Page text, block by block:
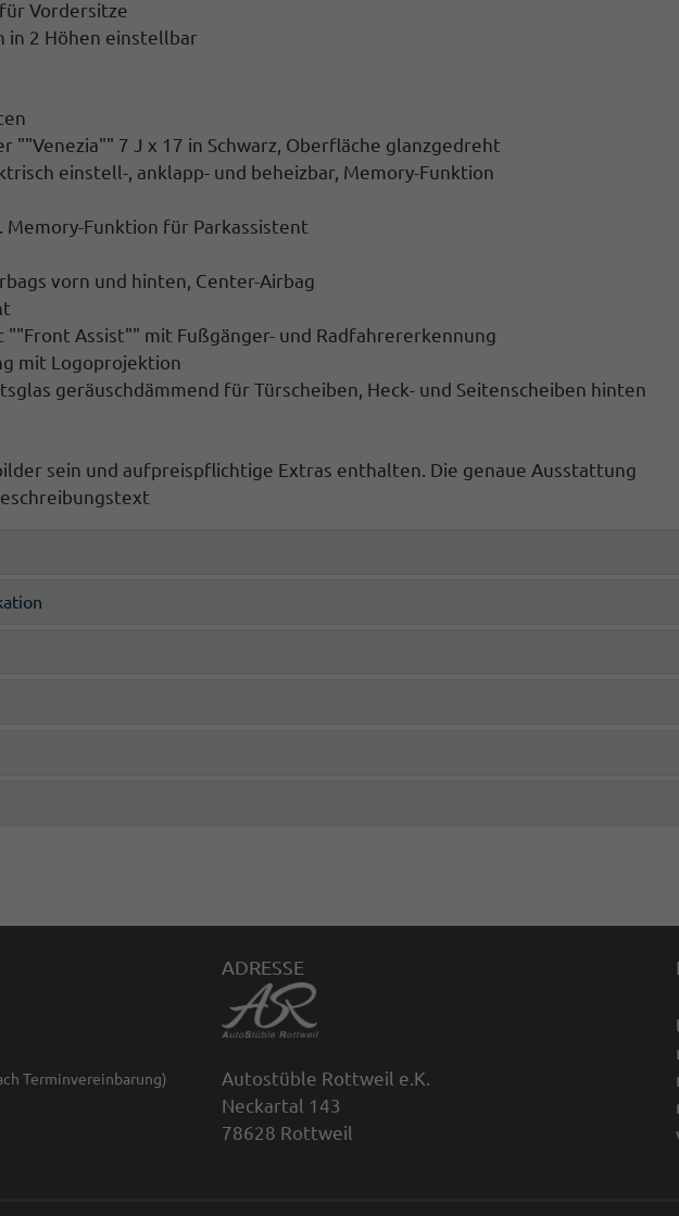
Vordersitze
in 2 Höhen einstellbar
""Venezia"" 7 J x 17 in Schwarz, Oberfläche glanzgedreht
einstell-, anklapp- und beheizbar, Memory-Funktion
Funktion für Parkassistent
vorn und hinten, Center-Airbag
""Front Assist"" mit Fußgänger- und Radfahrererkennung
mit Logoprojektion
geräuschdämmend für Türscheiben, Heck- und Seitenscheiben hinten
sein und aufpreispflichtige Extras enthalten. Die genaue Ausstattung
Terminvereinbarung)
ADRESSE
Autostüble Rottweil e.K.
Neckartal 143
78628 Rottweil